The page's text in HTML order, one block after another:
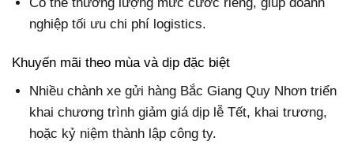
nghiệp tối ưu chi phí logistics.
Khuyến mãi theo mùa và dịp đặc biệt
Nhiều chành xe gửi hàng Bắc Giang Quy Nhơn triển
khai chương trình giảm giá dịp lễ Tết, khai trương,
hoặc kỷ niệm thành lập công ty.